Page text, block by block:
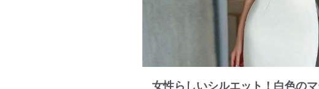
女性らしいシルエット！白色の